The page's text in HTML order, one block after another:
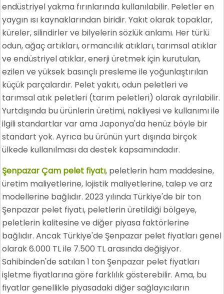
endüstriyel yakma fırınlarında kullanılabilir. Peletler en
yaygın ısı kaynaklarından biridir. Yakıt olarak topaklar,
küreler, silindirler ve bilyelerin sözlük anlamı. Her türlü
odun, ağaç artıkları, ormancılık atıkları, tarımsal atıklar
ve endüstriyel atıklar, enerji üretmek için kurutulan,
ezilen ve yüksek basınçlı presleme ile yoğunlaştırılan
küçük parçalardır. Pelet yakıtı, odun peletleri ve
tarımsal atık peletleri (tarım peletleri) olarak ayrılabilir.
Yurtdışında bu ürünlerin üretimi, nakliyesi ve kullanımı ile
ilgili standartlar var ama Japonya'da henüz böyle bir
standart yok. Ayrıca bu ürünün yurt dışında birçok
ülkede kullanılması da destek kapsamındadır.
Şenpazar Çam pelet fiyatı, peletlerin ham maddesine,
üretim maliyetlerine, lojistik maliyetlerine, talep ve arz
modellerine bağlıdır. 2023 yılında Türkiye'de bir ton
Şenpazar pelet fiyatı, peletlerin üretildiği bölgeye,
peletlerin kalitesine ve diğer piyasa faktörlerine
bağlıdır. Ancak Türkiye'de Şenpazar pelet fiyatları genel
olarak 6.000 TL ile 7.500 TL arasında değişiyor.
Sahibinden'de satılan 1 ton Şenpazar pelet fiyatları
işletme fiyatlarına göre farklılık gösterebilir. Ama, bu
fiyatlar genellikle piyasadaki diğer sağlayıcıların